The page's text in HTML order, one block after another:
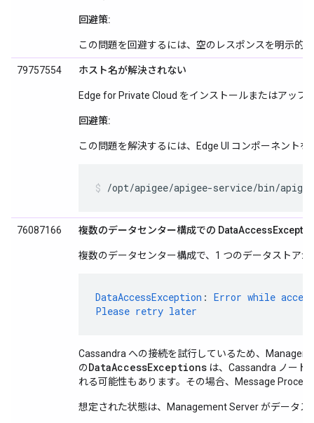
回避策:
この問題を回避するには、空のレスポンスを明示的
79757554 ホスト名が解決されない
Edge for Private Cloud をインストールまたはアッ
回避策:
この問題を解決するには、Edge UI コンポーネントを
/opt/apigee/apigee-service/bin/
76087166 複数のデータセンター構成での
複数のデータセンター構成で、1 つのデータストア
DataAccessException : Error while
Please retry later
Cassandra への接続を試行しているため、
のDataAccessExceptions は、Cassandra ノード
れる可能性もあります。その場合、Message
想定された状態は、Management Server がデータ